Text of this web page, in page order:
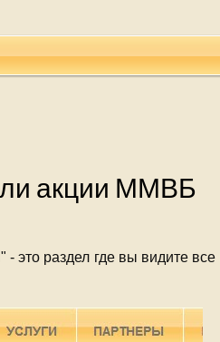
акции ММВБ
это раздел где вы видите все